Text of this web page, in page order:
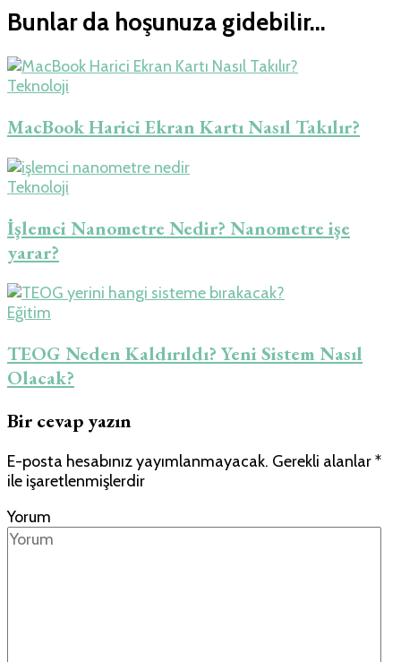
Bunlar da hoşunuza gidebilir...
Teknoloji
MacBook Harici Ekran Kartı Nasıl Takılır?
Teknoloji
İşlemci Nanometre Nedir? Nanometre işe
yarar?
Eğitim
TEOG Neden Kaldırıldı? Yeni Sistem Nasıl
Olacak?
Bir cevap yazın
E-posta hesabınız yayımlanmayacak. Gerekli alanlar*
ile işaretlenmişlerdir
Yorum